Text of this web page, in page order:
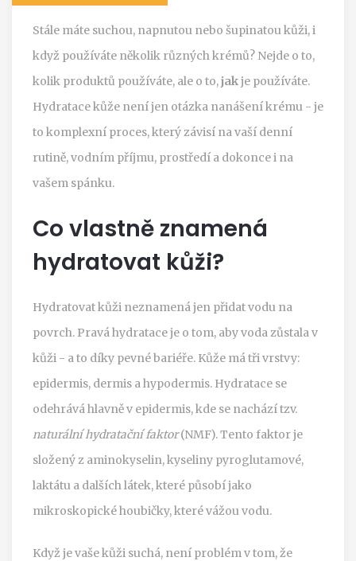
Stále máte suchou, napnutou nebo šupinatou kůži, i
když používáte několik různých krémů? Nejde o to,
kolik produktů používáte, ale o to,jakje používáte.
Hydratace kůže není jen otázka nanášení krému - je
to komplexní proces, který závisí na vaší denní
rutině, vodním příjmu, prostředí a dokonce i na
vašem spánku.
Co vlastně znamená
hydratovat kůži?
Hydratovat kůži neznamená jen přidat vodu na
povrch. Pravá hydratace je o tom, aby voda zůstala v
kůži - a to díky pevné bariéře. Kůže má tři vrstvy:
epidermis, dermis a hypodermis. Hydratace se
odehrává hlavně v epidermis, kde se nachází tzv.
naturální hydratační faktor(NMF). Tento faktor je
složený z aminokyselin, kyseliny pyroglutamové,
laktátu a dalších látek, které působí jako
mikroskopické houbičky, které vážou vodu.
Když je vaše kůži suchá, není problém v tom, že